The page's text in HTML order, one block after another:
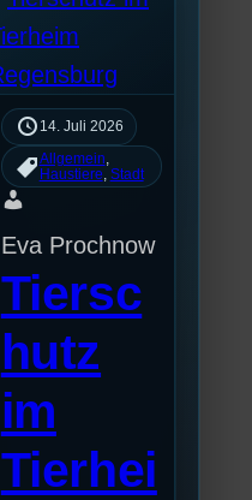
14. Juli 2026
Allgemein
Haustiere Stadt
Eva Prochnow
Tiersc
hutz
im
Tierhei